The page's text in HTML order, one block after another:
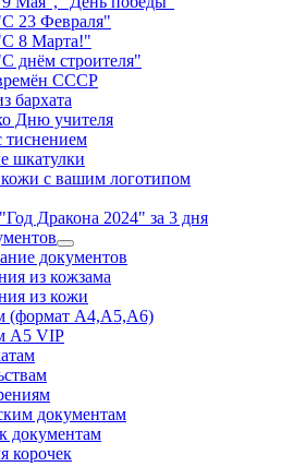
23 Февраля"
8 Марта!"
днём строителя"
СССР
бархата
Дню учителя
тиснением
шкатулки
с вашим логотипом
Дракона 2024" за 3 дня
документов
из кожзама
из кожи
(формат А4,А5,А6)
А5 VIP
документам
документам
корочек